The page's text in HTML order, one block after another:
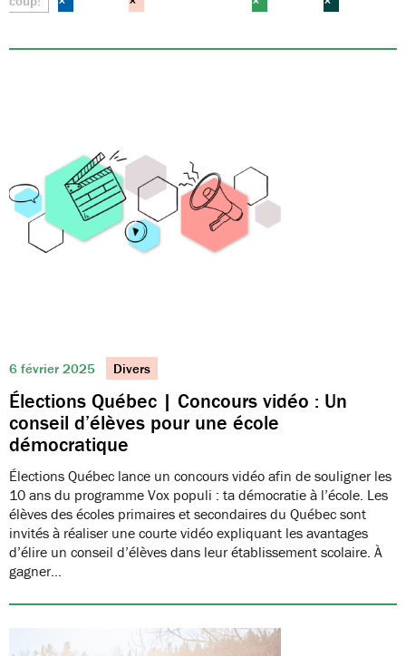
6 février 2025 Divers
Élections Québec | Concours vidéo : Un
conseil d’élèves pour une école
démocratique
Élections Québec lance un concours vidéo afin de souligner les
10 ans du programme Vox populi : ta démocratie à l’école. Les
élèves des écoles primaires et secondaires du Québec sont
invités à réaliser une courte vidéo expliquant les avantages
d’élire un conseil d’élèves dans leur établissement scolaire. À
gagner…